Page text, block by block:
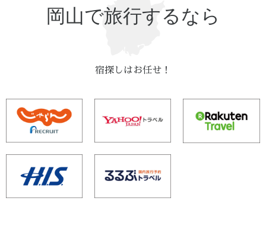
岡山で旅行するなら
宿探しはお任せ！